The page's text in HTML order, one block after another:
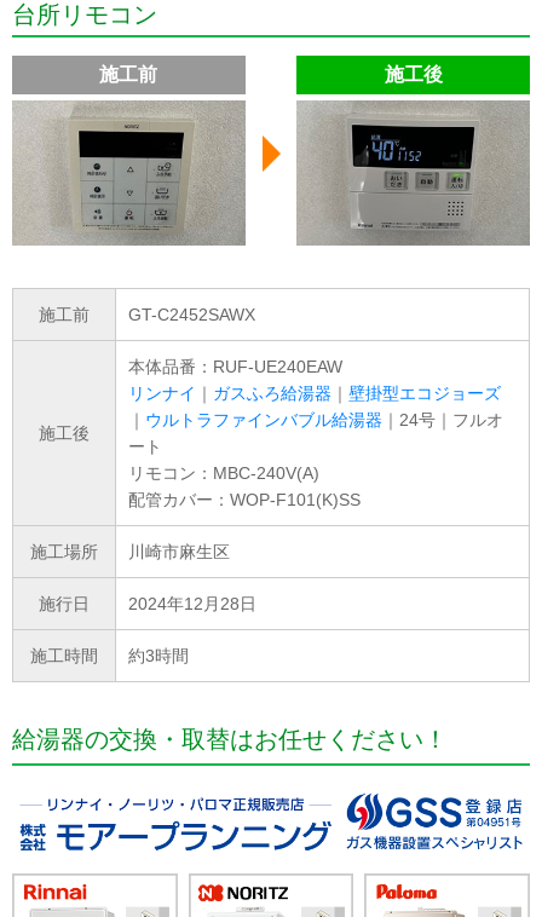
台所リモコン
施工前 施工後
施工前 GT-C2452SAWX
施工後
本体品番：RUF-UE240EAW
リンナイ ｜ ガスふろ給湯器 ｜ 壁掛型エコジョーズ
｜ ウルトラファインバブル給湯器 ｜24号｜フルオ
ート
リモコン：MBC-240V(A)
配管カバー：WOP-F101(K)SS
施工場所 川崎市麻生区
施行日 2024年12月28日
施工時間 約3時間
給湯器の交換・取替はお任せください！